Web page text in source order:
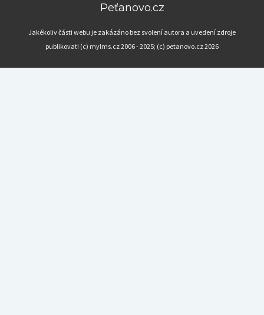
Peťanovo.cz
Jakékoliv části webu je zakázáno bez svolení autora a uvedení zdroje
publikovat! (c) mylms.cz 2006 - 2025; (c) petanovo.cz 2026